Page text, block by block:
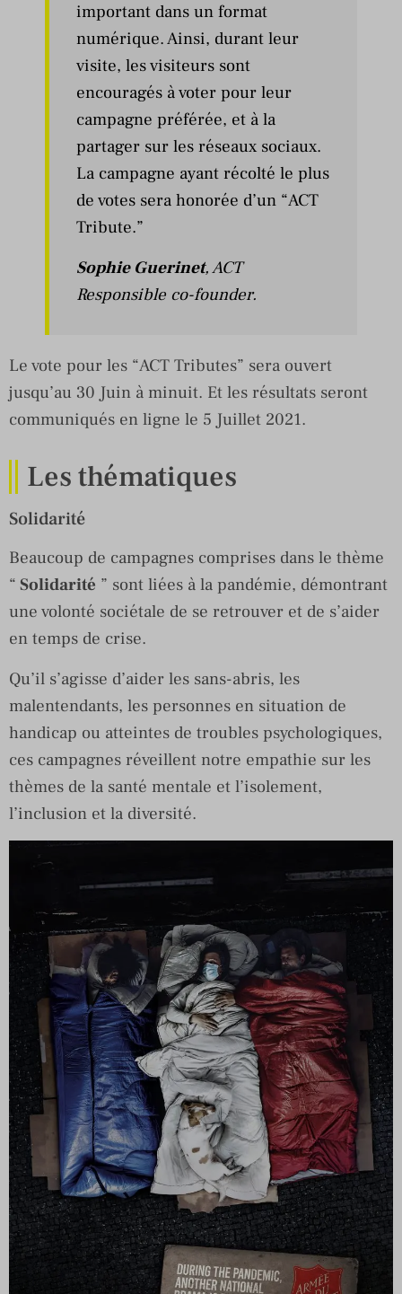
important dans un format
numérique. Ainsi, durant leur
visite, les visiteurs sont
encouragés à voter pour leur
campagne préférée, et à la
partager sur les réseaux sociaux.
La campagne ayant récolté le plus
de votes sera honorée d’un “ACT
Tribute.”
Sophie Guerinet, ACT
Responsible co-founder.
Le vote pour les “ACT Tributes” sera ouvert
jusqu’au 30 Juin à minuit. Et les résultats seront
communiqués en ligne le 5 Juillet 2021.
Les thématiques
Solidarité
Beaucoup de campagnes comprises dans le thème
“ Solidarité ” sont liées à la pandémie, démontrant
une volonté sociétale de se retrouver et de s’aider
en temps de crise.
Qu’il s’agisse d’aider les sans-abris, les
malentendants, les personnes en situation de
handicap ou atteintes de troubles psychologiques,
ces campagnes réveillent notre empathie sur les
thèmes de la santé mentale et l’isolement,
l’inclusion et la diversité.